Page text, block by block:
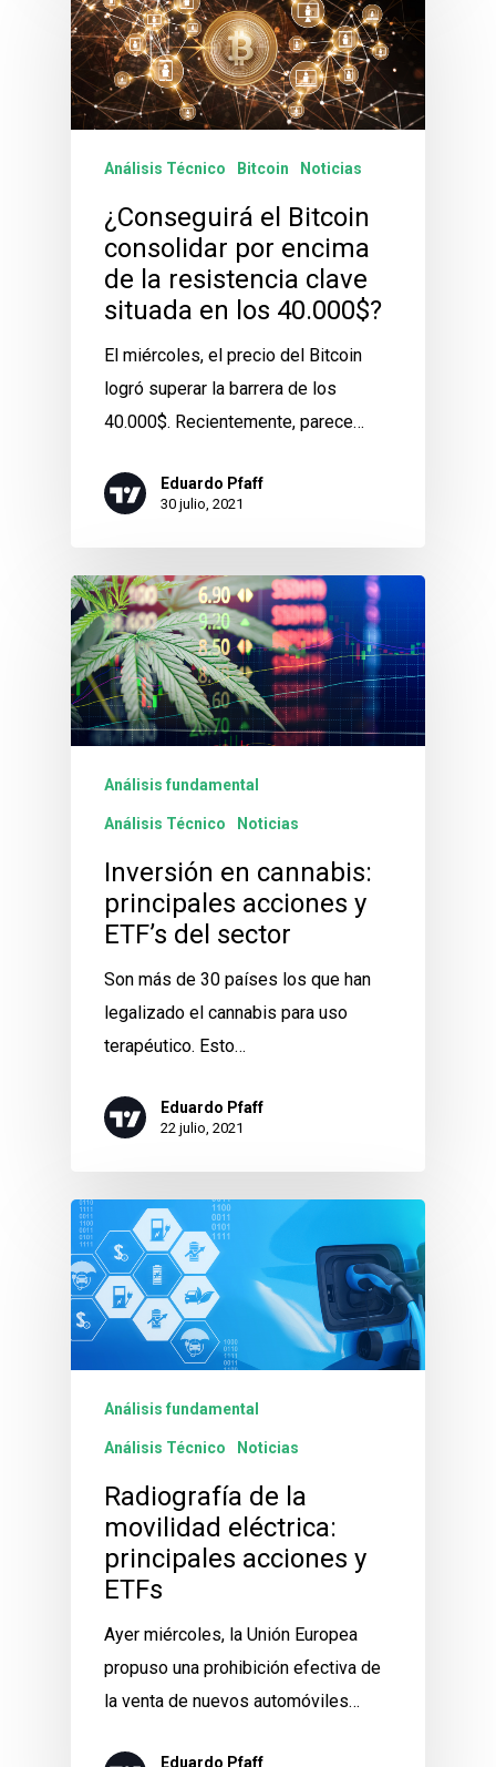
Análisis Técnico Bitcoin Noticias
¿Conseguirá el Bitcoin
consolidar por encima
de la resistencia clave
situada en los 40.000$?
El miércoles, el precio del Bitcoin
logró superar la barrera de los
40.000$. Recientemente, parece…
Eduardo Pfaff
30 julio, 2021
Análisis fundamental
Análisis Técnico Noticias
Inversión en cannabis:
principales acciones y
ETF’s del sector
Son más de 30 países los que han
legalizado el cannabis para uso
terapéutico. Esto…
Eduardo Pfaff
22 julio, 2021
Análisis fundamental
Análisis Técnico Noticias
Radiografía de la
movilidad eléctrica:
principales acciones y
ETFs
Ayer miércoles, la Unión Europea
propuso una prohibición efectiva de
la venta de nuevos automóviles…
Eduardo Pfaff